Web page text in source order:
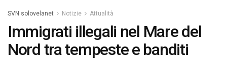
SVN solovelanet Notizie Attualità
Immigrati illegali nel Mare del
Nord tra tempeste e banditi